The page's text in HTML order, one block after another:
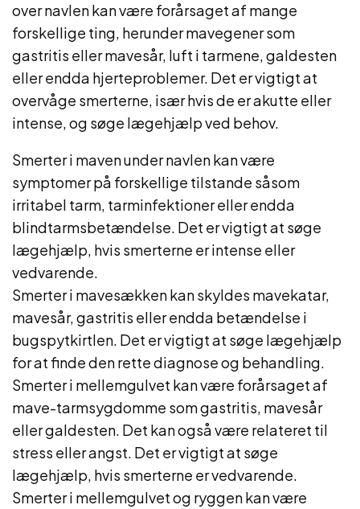
over navlen kan være forårsaget af mange
forskellige ting, herunder mavegener som
gastritis eller mavesår, luft i tarmene, galdesten
eller endda hjerteproblemer. Det er vigtigt at
overvåge smerterne, især hvis de er akutte eller
intense, og søge lægehjælp ved behov.
Smerter i maven under navlen kan være
symptomer på forskellige tilstande såsom
irritabel tarm, tarminfektioner eller endda
blindtarmsbetændelse. Det er vigtigt at søge
lægehjælp, hvis smerterne er intense eller
vedvarende.
Smerter i mavesækken kan skyldes mavekatar,
mavesår, gastritis eller endda betændelse i
bugspytkirtlen. Det er vigtigt at søge lægehjælp
for at finde den rette diagnose og behandling.
Smerter i mellemgulvet kan være forårsaget af
mave-tarmsygdomme som gastritis, mavesår
eller galdesten. Det kan også være relateret til
stress eller angst. Det er vigtigt at søge
lægehjælp, hvis smerterne er vedvarende.
Smerter i mellemgulvet og ryggen kan være